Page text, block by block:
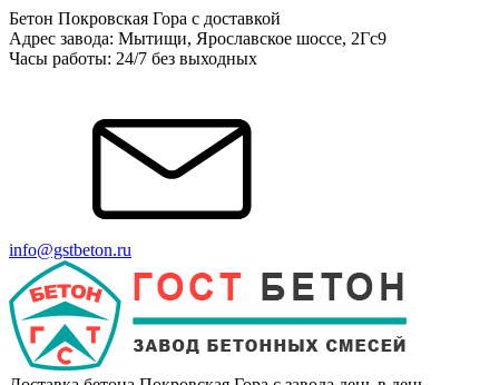
Бетон Покровская Гора с доставкой
Адрес завода: Мытищи, Ярославское шоссе, 2Гс9
Часы работы: 24/7 без выходных
info@gstbeton.ru